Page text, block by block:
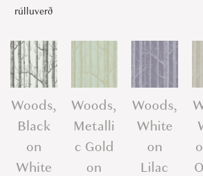
rúlluverð
Woods,
Black
on
White
Woods,
Metalli
c Gold
on
Woods,
White
on
Lilac